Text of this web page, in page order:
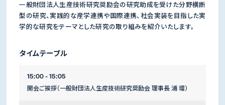
一般財団法人生産技術研究奨励会の研究助成を受けた分野横断
型の研究、実践的な産学連携や国際連携、社会実装を目指した実
学的な研究をテーマとした研究の取り組みを紹介いたします。
タイムテーブル
15:00 - 15:05
開会ご挨拶（一般財団法人生産技術研究奨励会 理事長 浦 環）